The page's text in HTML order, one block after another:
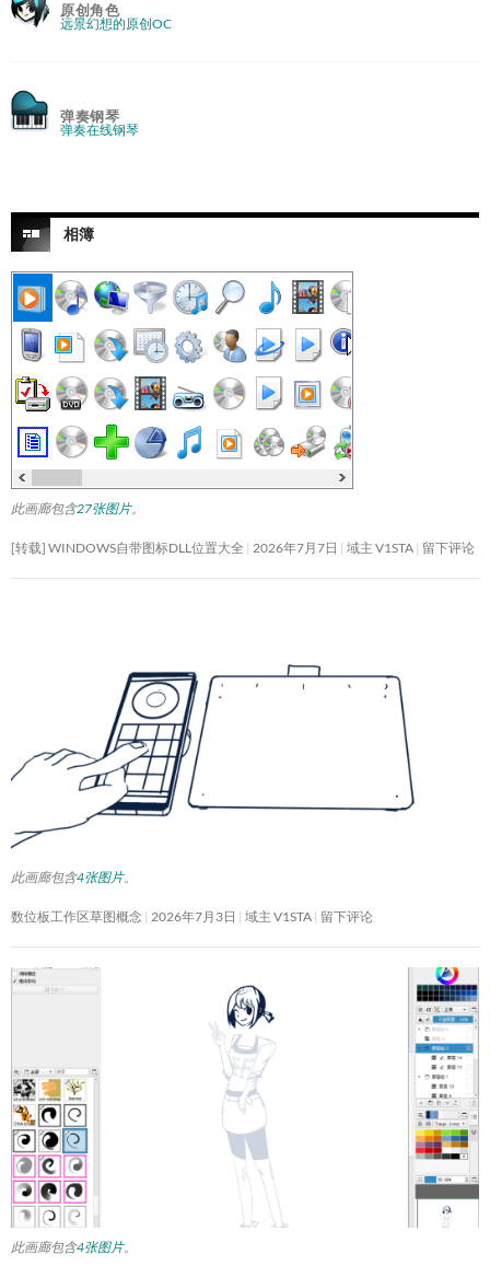
原创角色
远景幻想的原创OC
弹奏钢琴
弹奏在线钢琴
相簿
此画廊包含27张图片。
[转载] WINDOWS自带图标DLL位置大全 2026年7月7日 域主 V1STA 留下评论
此画廊包含4张图片。
数位板工作区草图概念 2026年7月3日 域主 V1STA 留下评论
此画廊包含4张图片。